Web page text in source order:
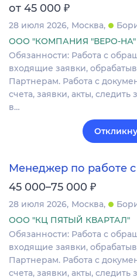
от 45 000 ₽
28 июля 2026 Москва
ООО "КОМПАНИЯ "ВЕРО-НА"
Обязанности: Работа с
входящие заявки,
Партнерам. Работа с
счета, заявки, акты,
в…
Менеджер по работе
45 000–75 000 ₽
28 июля 2026 Москва
ООО "КЦ ПЯТЫЙ КВАРТАЛ"
Обязанности: Работа с
входящие заявки,
Партнерам. Работа с
счета, заявки, акты,